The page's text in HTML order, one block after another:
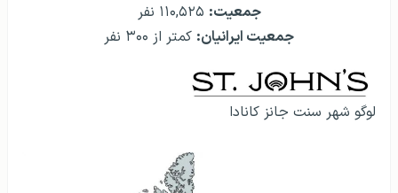
جمعیت:
جمعیت ایرانیان: کمتر از ۳۰۰ نفر
لوگو شهر سنت جانز کانادا